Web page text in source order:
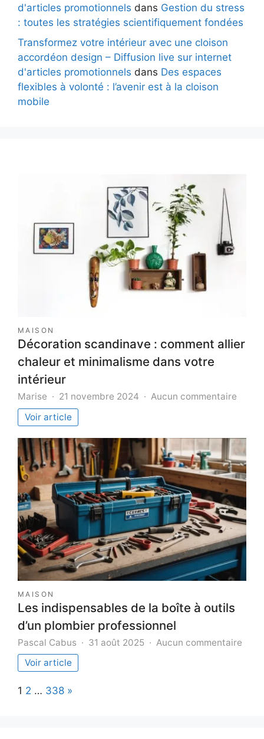
d'articles promotionnels dans Gestion du stress
: toutes les stratégies scientifiquement fondées
Transformez votre intérieur avec une cloison
accordéon design – Diffusion live sur internet
d'articles promotionnels dans Des espaces
flexibles à volonté : l’avenir est à la cloison
mobile
MAISON
Décoration scandinave : comment allier
chaleur et minimalisme dans votre
intérieur
Marise 21 novembre 2024 Aucun commentaire
allier
et
dans
votre
Voir article
MAISON
Les indispensables de la boîte à outils
d’un plombier professionnel
Pascal Cabus 31 août 2025 Aucun commentaire
Voir article
Page:
1 2 … 338 Next
»